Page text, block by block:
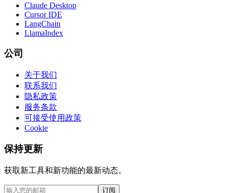
Claude Desktop
Cursor IDE
LangChain
LlamaIndex
公司
关于我们
联系我们
隐私政策
服务条款
可接受使用政策
Cookie
保持更新
获取新工具和新功能的最新动态。
订阅